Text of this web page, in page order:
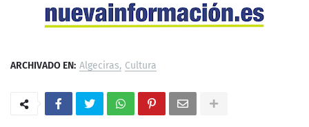
ARCHIVADO EN: Algeciras Cultura